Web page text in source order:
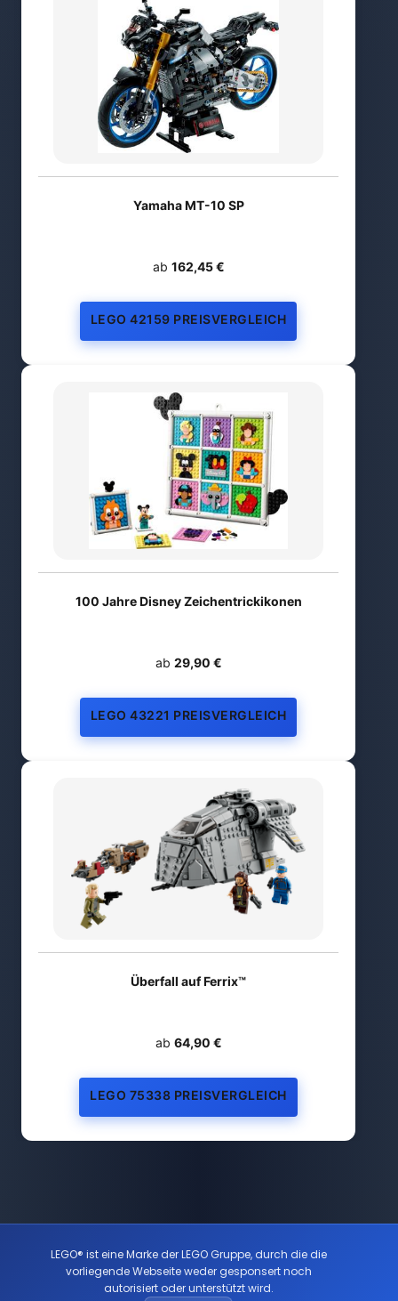
Yamaha MT-10 SP
ab 162,45 €
LEGO 42159 PREISVERGLEICH
100 Jahre Disney Zeichentrickikonen
ab 29,90 €
LEGO 43221 PREISVERGLEICH
Überfall auf Ferrix™
ab 64,90 €
LEGO 75338 PREISVERGLEICH
LEGO® ist eine Marke der LEGO Gruppe, durch die die
vorliegende Webseite weder gesponsert noch
autorisiert oder unterstützt wird.